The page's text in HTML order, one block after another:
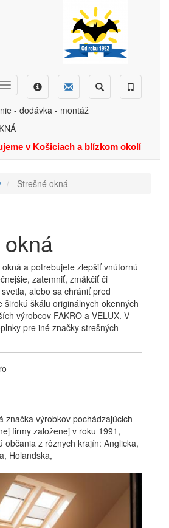
Telefón
Hľadať
Dopyt
Menu
Ponuka
- dodávka - montáž
v Košiciach a blízkom okolí
Strešné okná
a potrebujete zlepšiť vnútornú
zatemniť, zmäkčiť či
alebo sa chrániť pred
širokú škálu originálnych okenných
výrobcov FAKRO a VELUX. V
pre iné značky strešných
značka výrobkov pochádzajúcich
firmy založenej v roku 1991,
občania z rôznych krajín: Anglicka,
Holandska,